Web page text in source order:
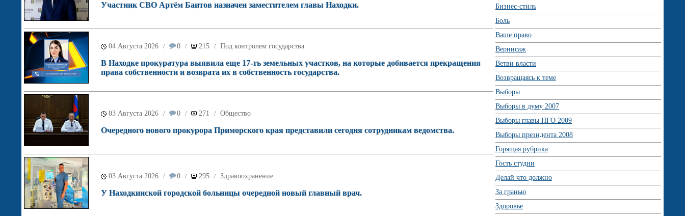
Участник СВО Артём Баитов назначен заместителем главы Находки.
04 Августа 2026 / 0 / 215 / Под контролем государства
В Находке прокуратура выявила еще 17-ть земельных участков, на которые добивается прекращения
права собственности и возврата их в собственность государства.
03 Августа 2026 / 0 / 271 / Общество
Очередного нового прокурора Приморского края представили сегодня сотрудникам ведомства.
03 Августа 2026 / 0 / 295 / Здравоохранение
У Находкинской городской больницы очередной новый главный врач.
Бизнес-стиль
Боль
Ваше право
Вернисаж
Ветви власти
Возвращаясь к теме
Выборы
Выборы в думу 2007
Выборы главы НГО 2009
Выборы президента 2008
Горящая рубрика
Гость студии
Делай что должно
За гранью
Здоровье